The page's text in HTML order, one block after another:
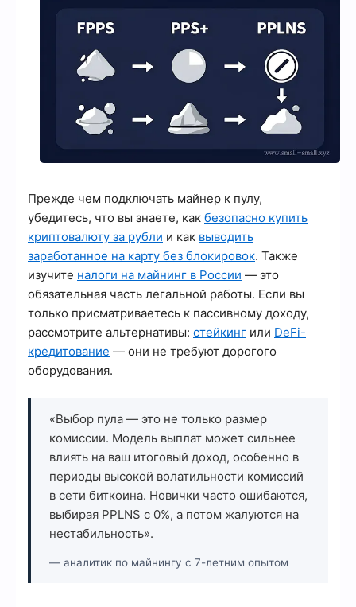
Прежде чем подключать майнер к пулу,
убедитесь, что вы знаете, как безопасно купить
криптовалюту за рубли и как выводить
заработанное на карту без блокировок. Также
изучите налоги на майнинг в России — это
обязательная часть легальной работы. Если вы
только присматриваетесь к пассивному доходу,
рассмотрите альтернативы: стейкинг или DeFi-
кредитование — они не требуют дорогого
оборудования.
«Выбор пула — это не только размер
комиссии. Модель выплат может сильнее
влиять на ваш итоговый доход, особенно в
периоды высокой волатильности комиссий
в сети биткоина. Новички часто ошибаются,
выбирая PPLNS с 0%, а потом жалуются на
нестабильность».
— аналитик по майнингу с 7-летним опытом